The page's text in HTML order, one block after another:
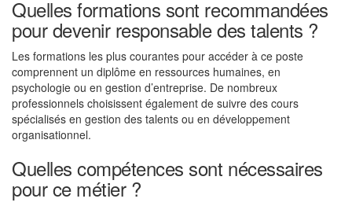
Quelles formations sont recommandées
pour devenir responsable des talents ?
Les formations les plus courantes pour accéder à ce poste
comprennent un diplôme en ressources humaines, en
psychologie ou en gestion d’entreprise. De nombreux
professionnels choisissent également de suivre des cours
spécialisés en gestion des talents ou en développement
organisationnel.
Quelles compétences sont nécessaires
pour ce métier ?